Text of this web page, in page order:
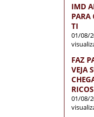
IMD
PARA
TI
01/08/
FAZ
VEJA
01/08/